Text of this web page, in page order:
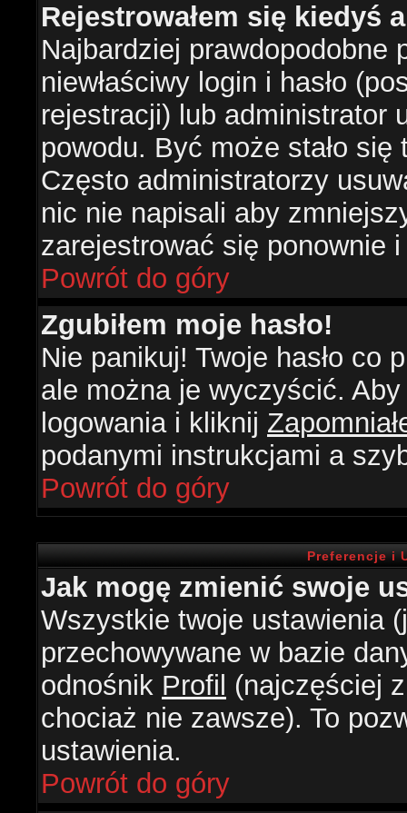
Rejestrowałem się kiedyś
Najbardziej prawdopodobne
niewłaściwy login i hasło
rejestracji) lub administrator
powodu. Być może stało
Często administratorzy
nic nie napisali aby
zarejestrować się ponownie
Powrót do góry
Zgubiłem moje hasło!
Nie panikuj! Twoje hasło co
ale można je wyczyścić.
logowania i kliknij
podanymi instrukcjami a
Powrót do góry
Preferencje i
Jak mogę zmienić swoje
Wszystkie twoje ustawienia
przechowywane w bazie
odnośnik Profil (najczęściej
chociaż nie zawsze). To
ustawienia.
Powrót do góry